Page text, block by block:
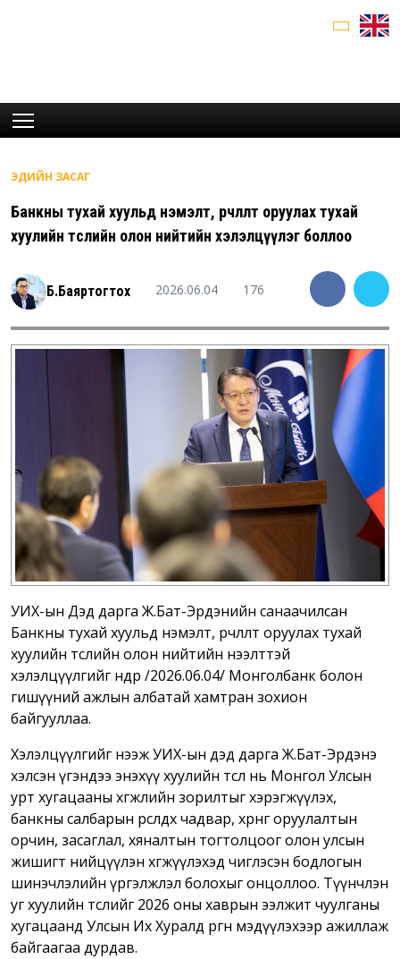
ЭДИЙН ЗАСАГ
Банкны тухай хуульд нэмэлт, өөрчлөлт оруулах тухай
хуулийн төслийн олон нийтийн хэлэлцүүлэг боллоо
Б.Баяртогтох 2026.06.04 176
УИХ-ын Дэд дарга Ж.Бат-Эрдэнийн санаачилсан
Банкны тухай хуульд нэмэлт, өөрчлөлт оруулах тухай
хуулийн төслийн олон нийтийн нээлттэй
хэлэлцүүлгийг өнөөдөр /2026.06.04/ Монголбанк болон
гишүүний ажлын албатай хамтран зохион
байгууллаа.
Хэлэлцүүлгийг нээж УИХ-ын дэд дарга Ж.Бат-Эрдэнэ
хэлсэн үгэндээ энэхүү хуулийн төсөл нь Монгол Улсын
урт хугацааны хөгжлийн зорилтыг хэрэгжүүлэх,
банкны салбарын өрсөлдөх чадвар, хөрөнгө оруулалтын
орчин, засаглал, хяналтын тогтолцоог олон улсын
жишигт нийцүүлэн хөгжүүлэхэд чиглэсэн бодлогын
шинэчлэлийн үргэлжлэл болохыг онцоллоо. Түүнчлэн
уг хуулийн төслийг 2026 оны хаврын ээлжит чуулганы
хугацаанд Улсын Их Хуралд өргөн мэдүүлэхээр ажиллаж
байгаагаа дурдав.